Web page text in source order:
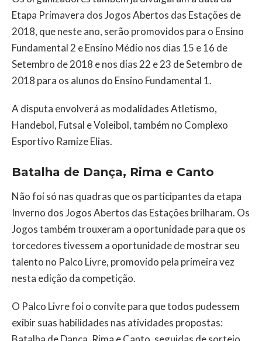
Etapa Primavera dos Jogos Abertos das Estações de
2018, que neste ano, serão promovidos para o Ensino
Fundamental 2 e Ensino Médio nos dias 15 e 16 de
Setembro de 2018 e nos dias 22 e 23 de Setembro de
2018 para os alunos do Ensino Fundamental 1.
A disputa envolverá as modalidades Atletismo,
Handebol, Futsal e Voleibol, também no Complexo
Esportivo Ramize Elias.
Batalha de Dança, Rima e Canto
Não foi só nas quadras que os participantes da etapa
Inverno dos Jogos Abertos das Estações brilharam. Os
Jogos também trouxeram a oportunidade para que os
torcedores tivessem a oportunidade de mostrar seu
talento no Palco Livre, promovido pela primeira vez
nesta edição da competição.
O Palco Livre foi o convite para que todos pudessem
exibir suas habilidades nas atividades propostas: